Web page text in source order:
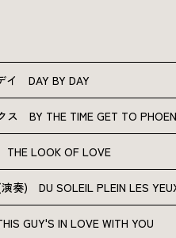
イ DAY BY DAY
ス BY THE TIME GET TO
LOOK OF LOVE
奏) DU SOLEIL PLEIN LES
GUY'S IN LOVE WITH YOU